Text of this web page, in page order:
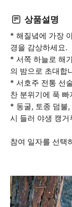
상품설명
* 해질녘에 가장
경을 감상하세요.
* 서쪽 하늘로 해
의 밤으로 초대합
* 서호주 전통 선
찬 분위기에 푹 빠
* 동굴, 토종 덤불
시 들러 야생 캥
참여 일자를 선택